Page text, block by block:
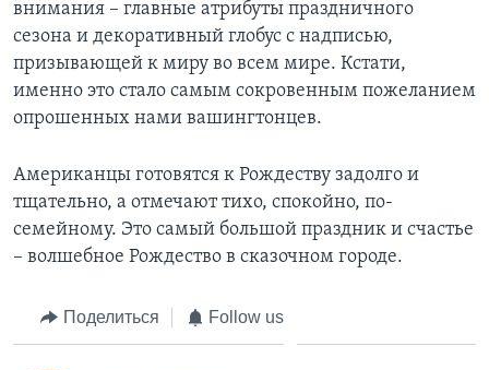
внимания – главные атрибуты праздничного
сезона и декоративный глобус с надписью,
призывающей к миру во всем мире. Кстати,
именно это стало самым сокровенным пожеланием
опрошенных нами вашингтонцев.
Американцы готовятся к Рождеству задолго и
тщательно, а отмечают тихо, спокойно, по-
семейному. Это самый большой праздник и счастье
– волшебное Рождество в сказочном городе.
Поделиться Follow us